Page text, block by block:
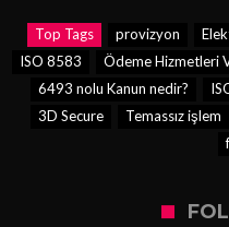
Top Tags provizyon
ISO 8583
Ödeme Hizmetleri
6493 nolu Kanun nedir?
3D Secure
Temassız işlem